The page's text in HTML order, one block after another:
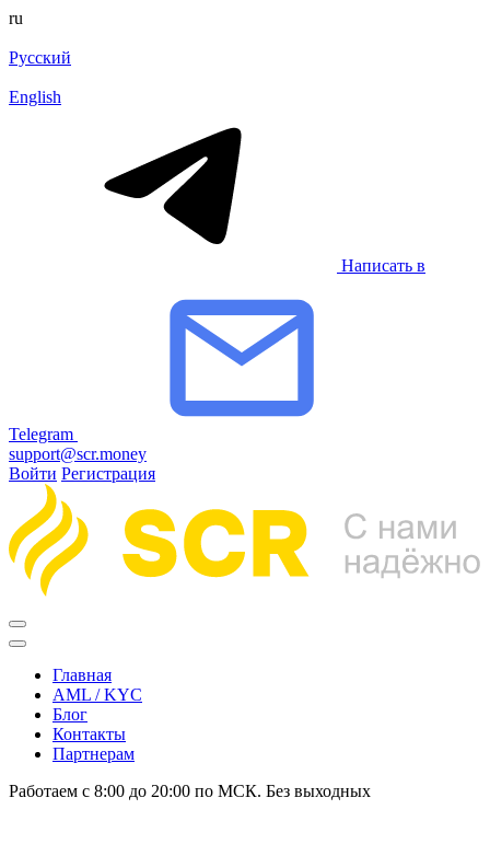
ru
Русский
English
Написать в
Telegram
support@scr.money
Войти Регистрация
Главная
AML / KYC
Блог
Контакты
Партнерам
Работаем с 8:00 до 20:00 по МСК. Без выходных